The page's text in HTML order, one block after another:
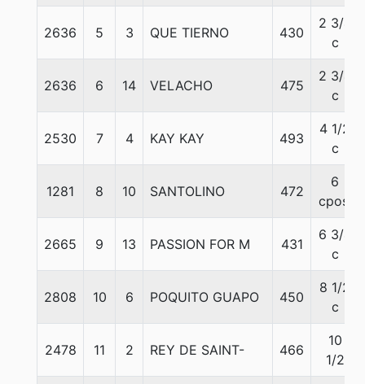
2636 5 3 QUE TIERNO 430
2 3/4
c
2636 6 14 VELACHO 475
2 3/4
c
2530 7 4 KAY KAY 493
4 1/2
c
1281 8 10 SANTOLINO 472
6
cpos.
2665 9 13 PASSION FOR M 431
6 3/4
c
2808 10 6 POQUITO GUAPO 450
8 1/2
c
2478 11 2 REY DE SAINT- 466
10
1/2